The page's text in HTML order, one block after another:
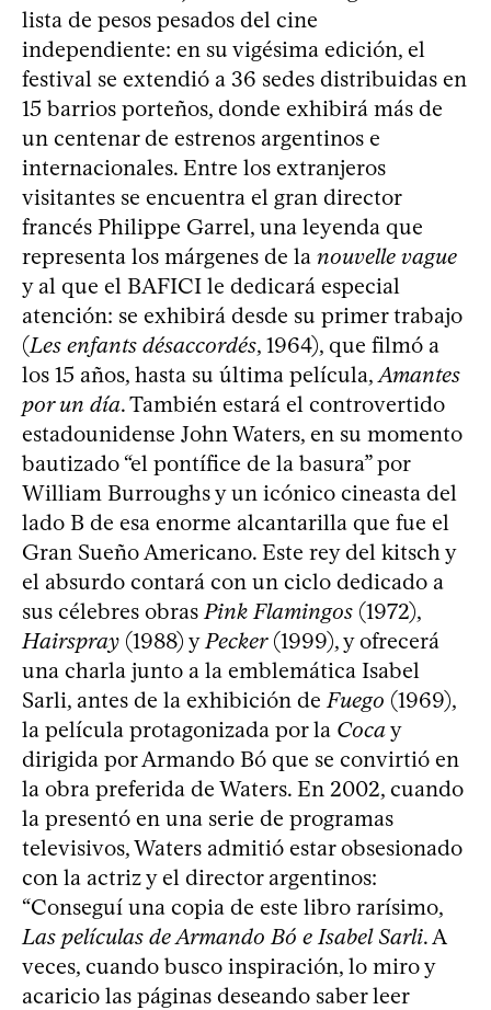
lista de pesos pesados del cine
independiente: en su vigésima edición, el
festival se extendió a 36 sedes distribuidas en
15 barrios porteños, donde exhibirá más de
un centenar de estrenos argentinos e
internacionales. Entre los extranjeros
visitantes se encuentra el gran director
francés Philippe Garrel, una leyenda que
representa los márgenes de la nouvelle vague
y al que el BAFICI le dedicará especial
atención: se exhibirá desde su primer trabajo
(Les enfants désaccordés, 1964), que filmó a
los 15 años, hasta su última película,Amantes
por un día. También estará el controvertido
estadounidense John Waters, en su momento
bautizado “el pontífice de la basura” por
William Burroughs y un icónico cineasta del
lado B de esa enorme alcantarilla que fue el
Gran Sueño Americano. Este rey del kitsch y
el absurdo contará con un ciclo dedicado a
sus célebres obrasPink Flamingos (1972),
Hairspray (1988) yPecker(1999), y ofrecerá
una charla junto a la emblemática Isabel
Sarli, antes de la exhibición deFuego (1969),
la película protagonizada por la Cocay
dirigida por Armando Bó que se convirtió en
la obra preferida de Waters. En 2002, cuando
la presentó en una serie de programas
televisivos, Waters admitió estar obsesionado
con la actriz y el director argentinos:
“Conseguí una copia de este libro rarísimo,
Las películas de Armando Bó e Isabel Sarli. A
veces, cuando busco inspiración, lo miro y
acaricio las páginas deseando saber leer